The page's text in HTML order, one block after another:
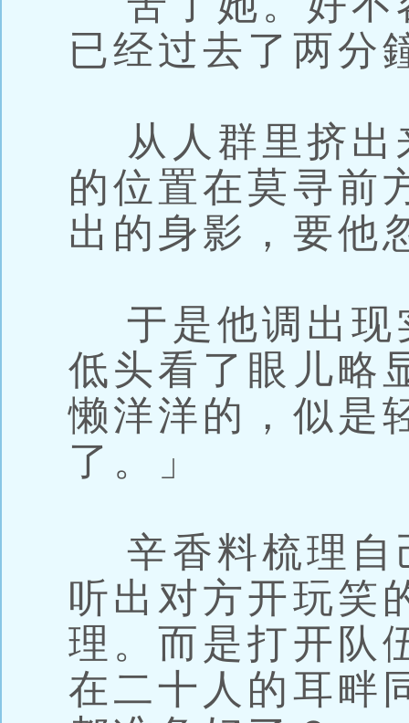
已经过去了两分
从人群里挤出
的位置在莫寻前
出的身影，要他
于是他调出现
低头看了眼儿略
懒洋洋的，似是
了。」
辛香料梳理自
听出对方开玩笑
理。而是打开队
在二十人的耳畔